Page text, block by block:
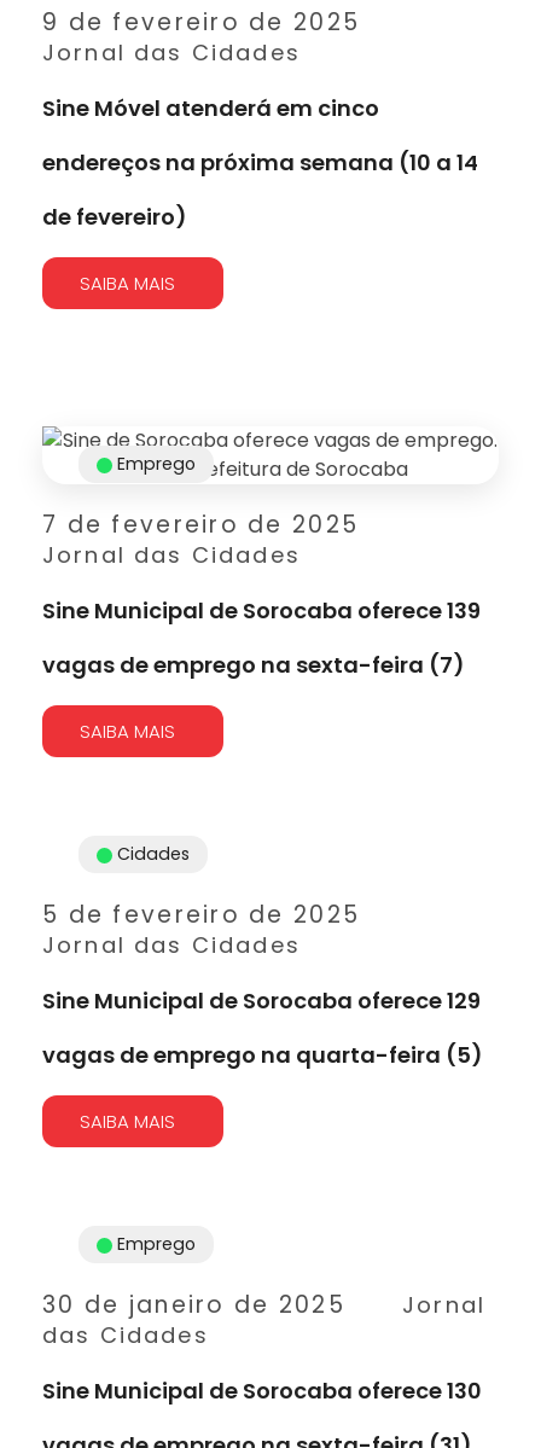
9 de fevereiro de 2025
Jornal das Cidades
Sine Móvel atenderá em cinco
endereços na próxima semana (10 a 14
de fevereiro)
SAIBA MAIS
7 de fevereiro de 2025
Jornal das Cidades
Emprego
Sine Municipal de Sorocaba oferece 139
vagas de emprego na sexta-feira (7)
SAIBA MAIS
5 de fevereiro de 2025
Jornal das Cidades
Cidades
Sine Municipal de Sorocaba oferece 129
vagas de emprego na quarta-feira (5)
SAIBA MAIS
30 de janeiro de 2025
Jornal
das Cidades
Emprego
Sine Municipal de Sorocaba oferece 130